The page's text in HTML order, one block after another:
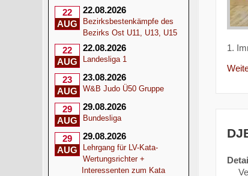
22
AUG
22.08.2026
Bezirksbestenkämpfe des
Bezirks Ost U11, U13, U15
22
AUG
22.08.2026
Landesliga 1
23
AUG
23.08.2026
W&B Judo Ü50 Gruppe
29
AUG
29.08.2026
Bundesliga
29
AUG
29.08.2026
Lehrgang für LV-Kata-
Wertungsrichter +
Interessenten zum Kata
1.